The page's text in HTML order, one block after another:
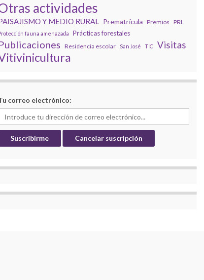
actividades
Y MEDIO RURAL Prematrícula Premios PRL
fauna amenazada Prácticas forestales
Residencia escolar San José TIC Visitas
correo electrónico: